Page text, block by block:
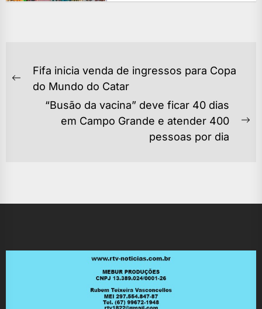
NAVEGAÇÃO
DEPrevious
Fifa inicia venda de ingressos para Copa
do Mundo do Catar
“Busão da vacina” deve ficar 40 dias
em Campo Grande e atender 400
pessoas por dia